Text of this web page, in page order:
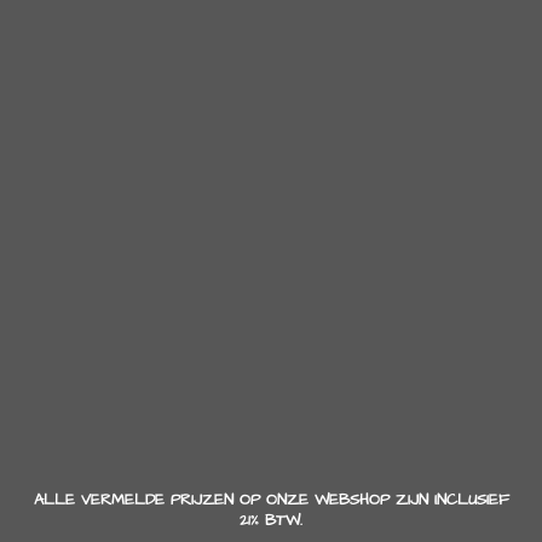
ALLE VERMELDE PRIJZEN OP ONZE WEBSHOP ZIJN INCLUSIEF
21% BTW.